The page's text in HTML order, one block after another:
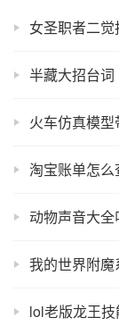
女圣职者二
半藏大招台词
火车仿真模
淘宝账单怎么
动物声音大全
我的世界附
lol老版龙王